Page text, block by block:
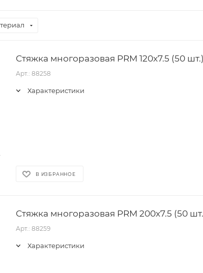
Стяжка многоразовая PRM 120x7.5 (50
Арт.: 88258
Характеристики
В ИЗБРАННОЕ
Стяжка многоразовая PRM 200x7.5 (50
Арт.: 88259
Характеристики